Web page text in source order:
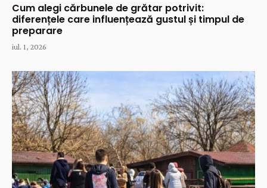
Cum alegi cărbunele de grătar potrivit:
diferențele care influențează gustul și timpul de
preparare
iul. 1, 2026